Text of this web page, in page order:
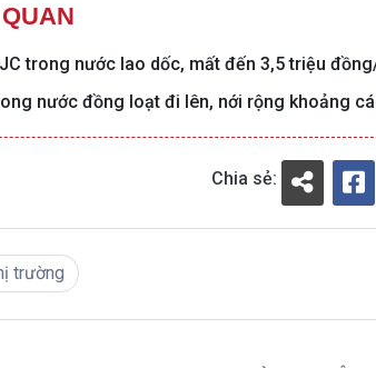
trong nước lao dốc, mất đến 3,5 triệu
nước đồng loạt đi lên, nới rộng khoảng
Chia sẻ:
trường